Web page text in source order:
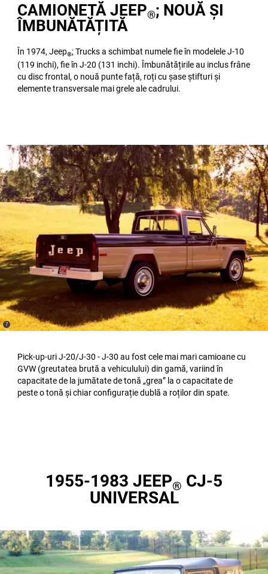
CAMIONETĂ JEEP®; NOUĂ ȘI
ÎMBUNĂTĂȚITĂ
În 1974, Jeep®; Trucks a schimbat numele fie în modelele J-10
(119 inchi), fie în J-20 (131 inchi). Îmbunătățirile au inclus frâne
cu disc frontal, o nouă punte față, roți cu șase știfturi și
elemente transversale mai grele ale cadrului.
Pick-up-uri J-20/J-30 - J-30 au fost cele mai mari camioane cu
GVW (greutatea brută a vehiculului) din gamă, variind în
capacitate de la jumătate de tonă „grea” la o capacitate de
peste o tonă și chiar configurație dublă a roților din spate.
(
Disclosure
7)
1955-1983 JEEP® CJ-5
UNIVERSAL